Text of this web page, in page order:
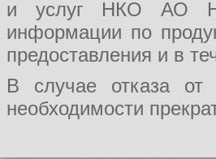
и услуг НКО АО
информации по
предоставления и в
В случае отказа от
необходимости